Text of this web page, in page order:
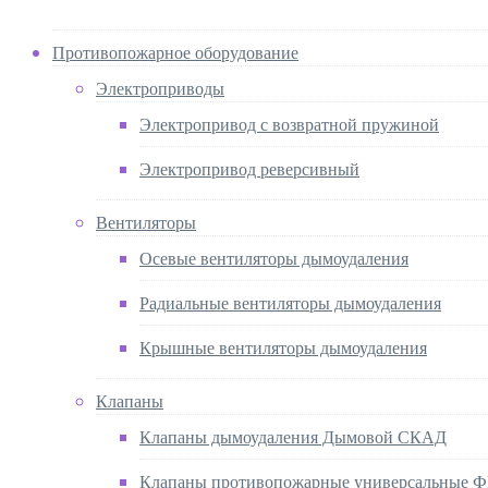
Противопожарное оборудование
Электроприводы
Электропривод с возвратной пружиной
Электропривод реверсивный
Вентиляторы
Осевые вентиляторы дымоудаления
Радиальные вентиляторы дымоудаления
Крышные вентиляторы дымоудаления
Клапаны
Клапаны дымоудаления Дымовой СКАД
Клапаны противопожарные универсальные